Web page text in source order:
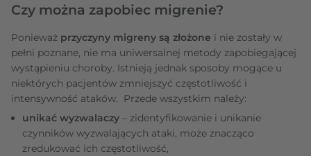
Czy można zapobiec migrenie?
Ponieważ przyczyny migreny są złożone i nie zostały w
pełni poznane, nie ma uniwersalnej metody zapobiegającej
wystąpieniu choroby. Istnieją jednak sposoby mogące u
niektórych pacjentów zmniejszyć częstotliwość i
intensywność ataków. Przede wszystkim należy:
unikać wyzwalaczy – zidentyfikowanie i unikanie
czynników wyzwalających ataki, może znacząco
zredukować ich częstotliwość,